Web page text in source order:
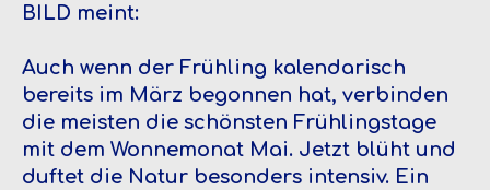
BILD meint:
Auch wenn der Frühling kalendarisch
bereits im März begonnen hat, verbinden
die meisten die schönsten Frühlingstage
mit dem Wonnemonat Mai. Jetzt blüht und
duftet die Natur besonders intensiv. Ein